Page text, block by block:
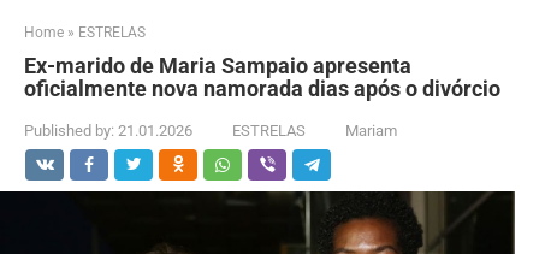
Home » ESTRELAS
Ex-marido de Maria Sampaio apresenta
oficialmente nova namorada dias após o divórcio
Published by: 21.01.2026 ESTRELAS Mariam